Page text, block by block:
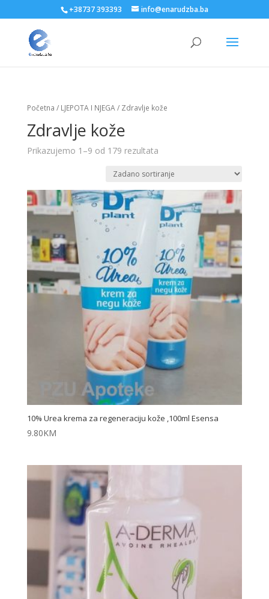
+38737 393393 info@enarudzba.ba
Početna / LJEPOTA I NJEGA/ Zdravlje kože
Zdravlje kože
Prikazujemo 1–9 od 179 rezultata
10% Urea krema za regeneraciju kože ,100ml Esensa
9.80KM